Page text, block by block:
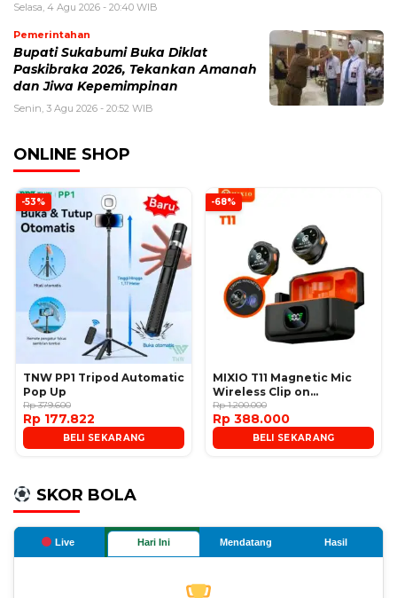
Selasa, 4 Agu 2026 - 20:40 WIB
Pemerintahan
Bupati Sukabumi Buka Diklat
Paskibraka 2026, Tekankan Amanah
dan Jiwa Kepemimpinan
Senin, 3 Agu 2026 - 20:52 WIB
ONLINE SHOP
-53%
TNW PP1 Tripod Automatic
Pop Up
Rp 379.600
Rp 177.822
BELI SEKARANG
-68%
MIXIO T11 Magnetic Mic
Wireless Clip on
Microphone
Rp 1.200.000
Rp 388.000
BELI SEKARANG
SKOR BOLA
Live Hari Ini Mendatang Hasil